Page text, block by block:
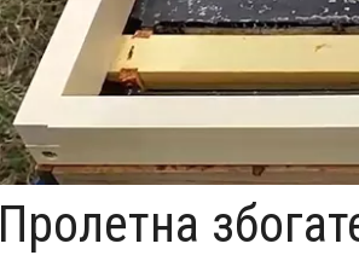
Пролетна